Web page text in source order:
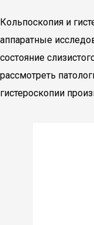
Кольпоскопия и
аппаратные
состояние
рассмотреть
гистероскопии